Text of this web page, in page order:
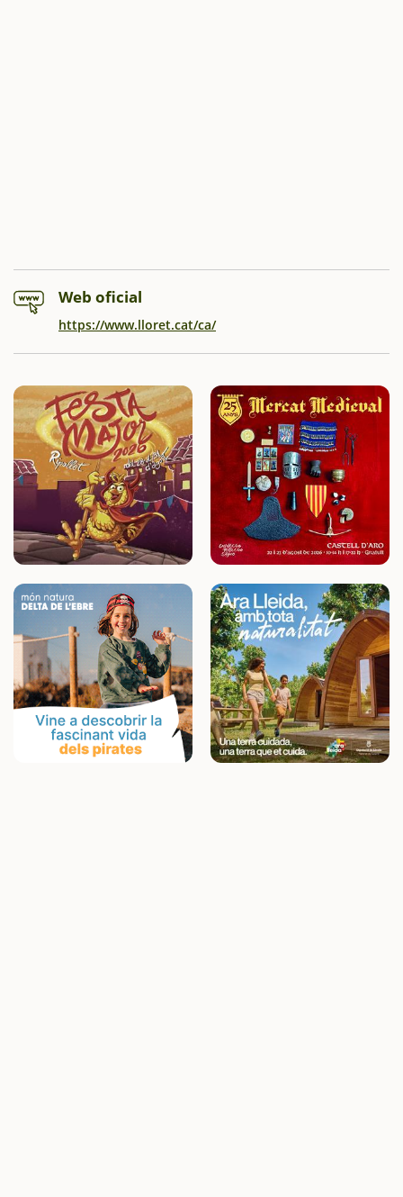
Web oficial
https://www.lloret.cat/ca/